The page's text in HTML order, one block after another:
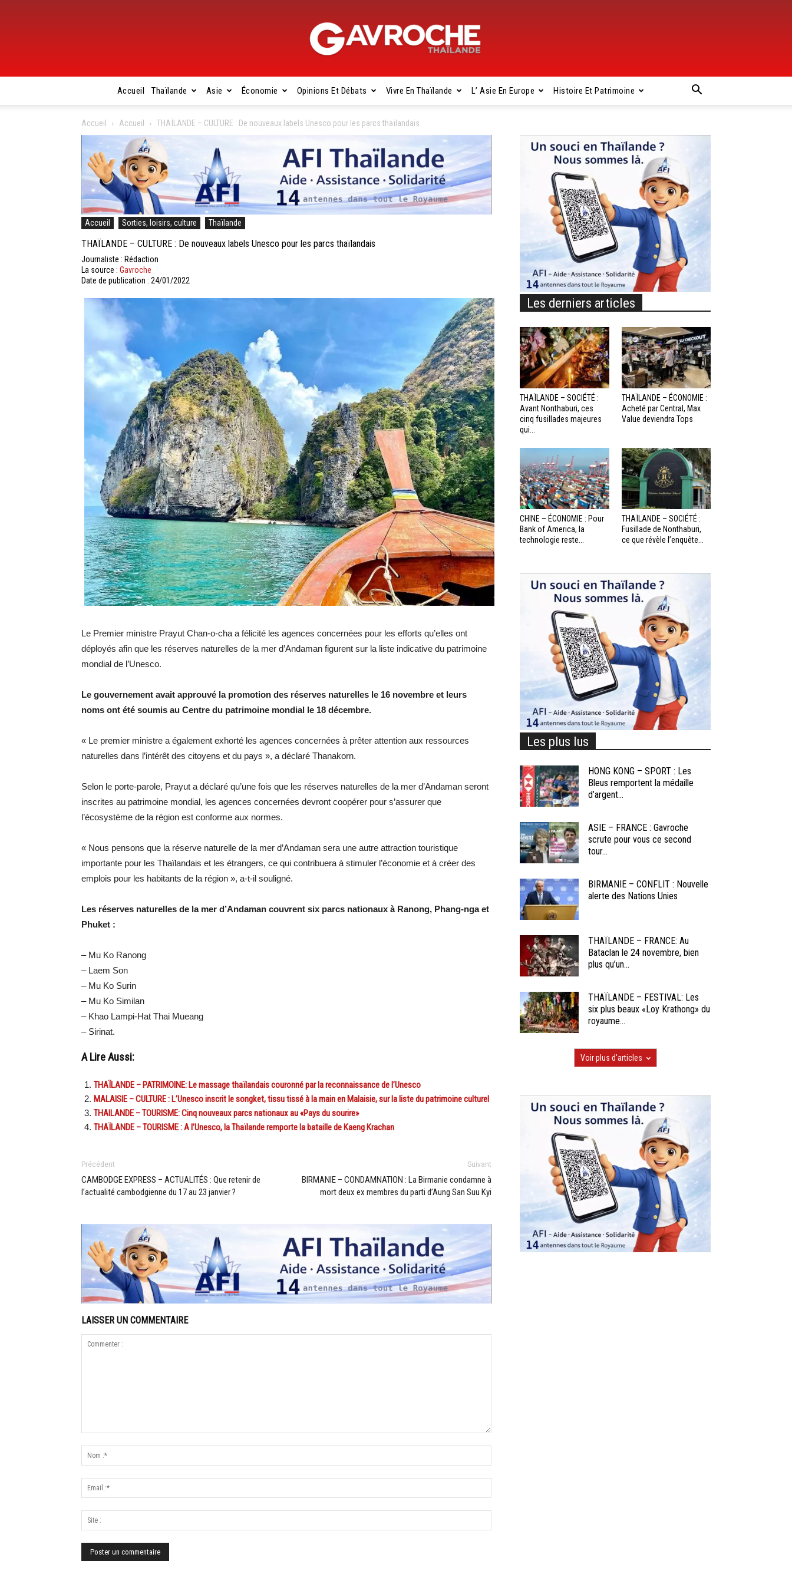
Gavroche
Thaïlande
Accueil Thaïlande Asie Économie Opinions Et Débats Vivre En Thaïlande L’ Asie En Europe Histoire Et Patrimoine
Accueil Accueil THAÏLANDE – CULTURE : De nouveaux labels Unesco pour les parcs thaïlandais
Accueil Sorties, loisirs, culture Thaïlande
THAÏLANDE – CULTURE : De nouveaux labels Unesco pour les parcs thaïlandais
Journaliste : Rédaction
La source : Gavroche
Date de publication : 24/01/2022
Le Premier ministre Prayut Chan-o-cha a félicité les agences concernées pour les efforts qu’elles ont
déployés afin que les réserves naturelles de la mer d’Andaman figurent sur la liste indicative du patrimoine
mondial de l’Unesco.
Le gouvernement avait approuvé la promotion des réserves naturelles le 16 novembre et leurs
noms ont été soumis au Centre du patrimoine mondial le 18 décembre.
« Le premier ministre a également exhorté les agences concernées à prêter attention aux ressources
naturelles dans l’intérêt des citoyens et du pays », a déclaré Thanakorn.
Selon le porte-parole, Prayut a déclaré qu’une fois que les réserves naturelles de la mer d’Andaman seront
inscrites au patrimoine mondial, les agences concernées devront coopérer pour s’assurer que
l’écosystème de la région est conforme aux normes.
« Nous pensons que la réserve naturelle de la mer d’Andaman sera une autre attraction touristique
importante pour les Thaïlandais et les étrangers, ce qui contribuera à stimuler l’économie et à créer des
emplois pour les habitants de la région », a-t-il souligné.
Les réserves naturelles de la mer d’Andaman couvrent six parcs nationaux à Ranong, Phang-nga et
Phuket :
– Mu Ko Ranong
– Laem Son
– Mu Ko Surin
– Mu Ko Similan
– Khao Lampi-Hat Thai Mueang
– Sirinat.
A Lire Aussi:
THAÏLANDE – PATRIMOINE: Le massage thaïlandais couronné par la reconnaissance de l’Unesco
MALAISIE – CULTURE : L’Unesco inscrit le songket, tissu tissé à la main en Malaisie, sur la liste du patrimoine culturel
THAILANDE – TOURISME: Cinq nouveaux parcs nationaux au «Pays du sourire»
THAÏLANDE – TOURISME : A l’Unesco, la Thaïlande remporte la bataille de Kaeng Krachan
Précédent
CAMBODGE EXPRESS – ACTUALITÉS : Que retenir de
l’actualité cambodgienne du 17 au 23 janvier ?
Suivant
BIRMANIE – CONDAMNATION : La Birmanie condamne à
mort deux ex membres du parti d’Aung San Suu Kyi
LAISSER UN COMMENTAIRE
Les derniers articles
THAÏLANDE – SOCIÉTÉ :
Avant Nonthaburi, ces
cinq fusillades majeures
qui...
THAÏLANDE – ÉCONOMIE :
Acheté par Central, Max
Value deviendra Tops
CHINE – ÉCONOMIE : Pour
Bank of America, la
technologie reste...
THAÏLANDE – SOCIÉTÉ :
Fusillade de Nonthaburi,
ce que révèle l’enquête...
Les plus lus
HONG KONG – SPORT : Les
Bleus remportent la médaille
d’argent...
ASIE – FRANCE : Gavroche
scrute pour vous ce second
tour...
BIRMANIE – CONFLIT : Nouvelle
alerte des Nations Unies
THAÏLANDE – FRANCE: Au
Bataclan le 24 novembre, bien
plus qu’un...
THAÏLANDE – FESTIVAL: Les
six plus beaux «Loy Krathong» du
royaume...
Voir plus d'articles